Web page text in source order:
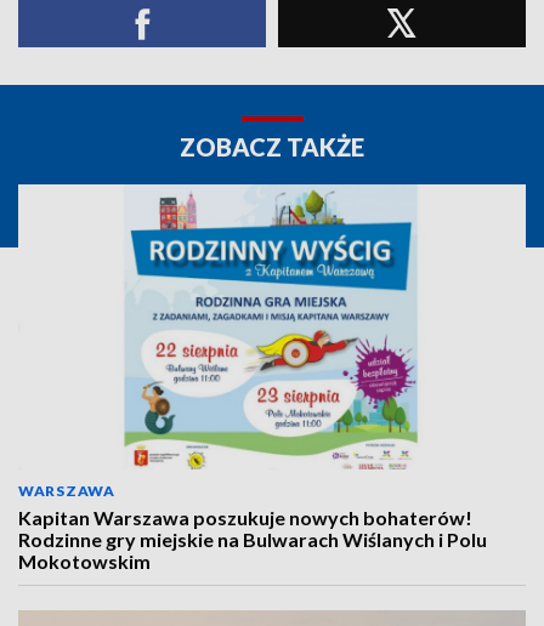
ZOBACZ TAKŻE
WARSZAWA
Kapitan Warszawa poszukuje nowych bohaterów!
Rodzinne gry miejskie na Bulwarach Wiślanych i Polu
Mokotowskim